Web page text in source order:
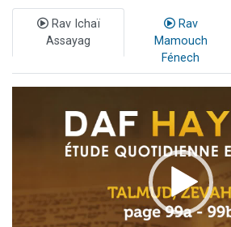
Rav Ichaï
Assayag
Rav
Mamouch
Fénech